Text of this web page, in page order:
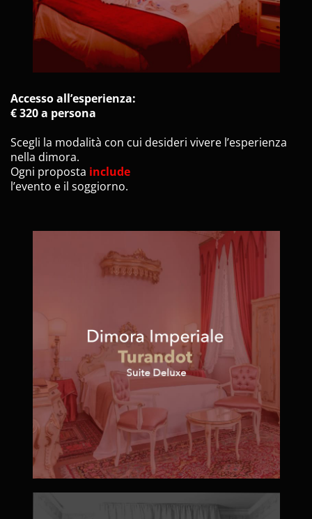
Accesso all’esperienza:
€ 320 a persona
Scegli la modalità con cui desideri vivere l’esperienza
nella dimora.
Ogni proposta include
l’evento e il soggiorno.